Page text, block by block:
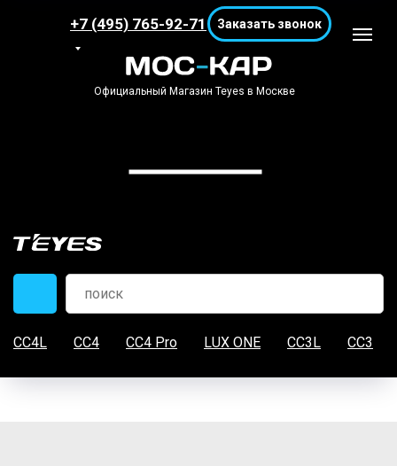
Официальный Магазин Teyes в Москве
+7 (495) 765-92-71 Заказать звонок
CC4L CC4 CC4 Pro LUX ONE CC3L CC3